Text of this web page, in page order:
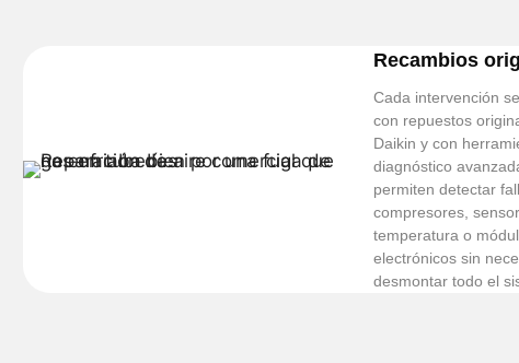
Recambios
Cada intervención
con repuestos
Daikin y con
diagnóstico
permiten detectar
compresores,
temperatura o
electrónicos sin
desmontar todo el